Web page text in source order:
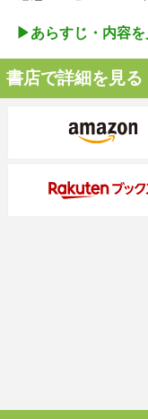
▶︎あらすじ・内容を
書店で詳細を見る